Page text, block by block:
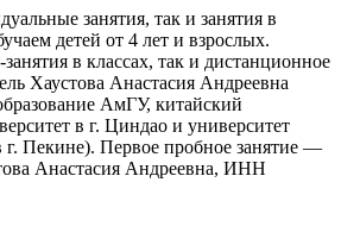
занятия, так и занятия в
детей от 4 лет и взрослых.
в классах, так и дистанционное
Хаустова Анастасия Андреевна
АмГУ, китайский
в г. Циндао и университет
г. Пекине). Первое пробное занятие —
Анастасия Андреевна, ИНН